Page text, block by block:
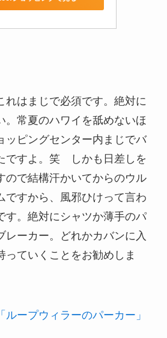
れはまじで必須です。絶対に
。常夏のハワイを舐めないほ
ッピングセンター内まじでバ
ですよ。笑 しかも日差しを
ので結構汗かいてからのウル
ですから、風邪ひけって言わ
す。絶対にシャツか薄手のパ
レーカー。どれかカバンに入
っていくことをお勧めしま
ループウィラーのパーカー」